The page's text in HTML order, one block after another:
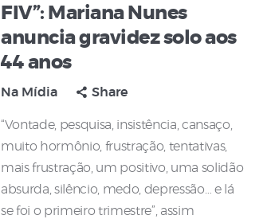
FIV”: Mariana Nunes
anuncia gravidez solo aos
44 anos
Na Mídia Share
“Vontade, pesquisa, insistência, cansaço,
muito hormônio, frustração, tentativas,
mais frustração, um positivo, uma solidão
absurda, silêncio, medo, depressão… e lá
se foi o primeiro trimestre”, assim